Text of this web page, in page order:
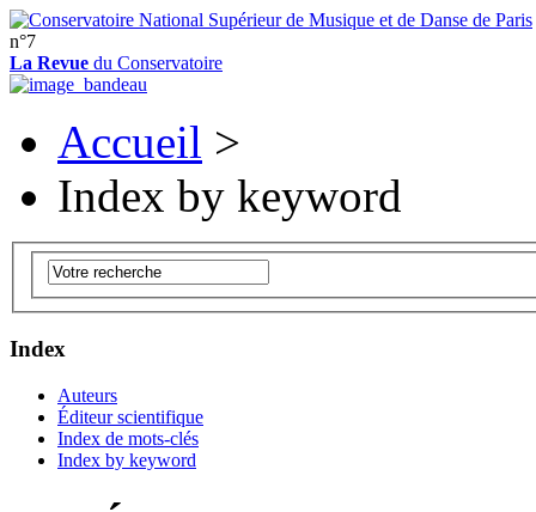
n°7
La Revue du Conservatoire
Accueil >
Index by keyword
Index
Auteurs
Éditeur scientifique
Index de mots-clés
Index by keyword